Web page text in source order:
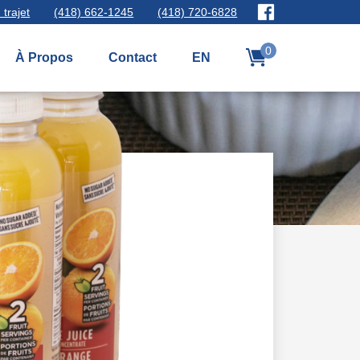
trajet (418) 662-1245 (418) 720-6828
À Propos Contact EN 0